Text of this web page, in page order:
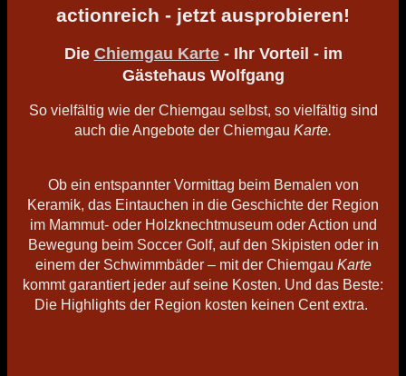
actionreich - jetzt ausprobieren!
Die Chiemgau Karte- Ihr Vorteil - im
Gästehaus Wolfgang
So vielfältig wie der Chiemgau selbst, so vielfältig sind
auch die Angebote der Chiemgau Karte.
Ob ein entspannter Vormittag beim Bemalen von
Keramik, das Eintauchen in die Geschichte der Region
im Mammut- oder Holzknechtmuseum oder Action und
Bewegung beim Soccer Golf, auf den Skipisten oder in
einem der Schwimmbäder – mit der Chiemgau Karte
kommt garantiert jeder auf seine Kosten. Und das Beste:
Die Highlights der Region kosten keinen Cent extra.